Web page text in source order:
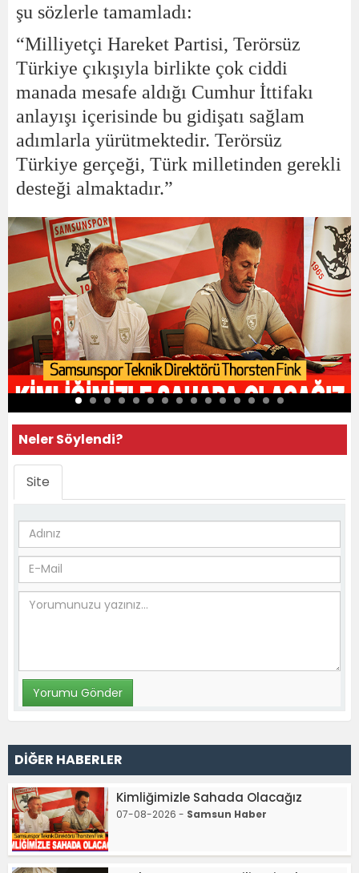
şu sözlerle tamamladı:
“Milliyetçi Hareket Partisi, Terörsüz
Türkiye çıkışıyla birlikte çok ciddi
manada mesafe aldığı Cumhur İttifakı
anlayışı içerisinde bu gidişatı sağlam
adımlarla yürütmektedir. Terörsüz
Türkiye gerçeği, Türk milletinden gerekli
desteği almaktadır.”
Neler Söylendi?
Site
DİĞER HABERLER
Kimliğimizle Sahada Olacağız
07-08-2026 - Samsun Haber